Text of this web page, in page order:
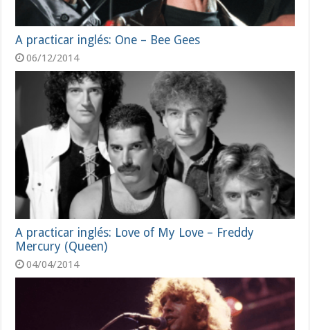
A practicar inglés: One – Bee Gees
06/12/2014
A practicar inglés: Love of My Love – Freddy
Mercury (Queen)
04/04/2014